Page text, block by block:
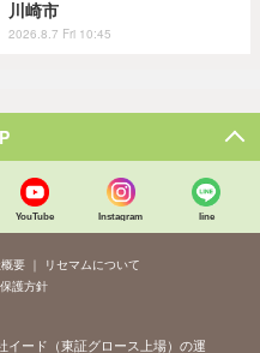
川崎市
2026.8.7 Fri 10:45
YouTube Instagram line
要
リセマムについて
護方針
イード（東証グロース上場）の運